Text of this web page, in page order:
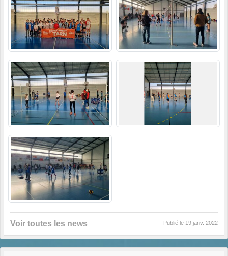
Voir toutes les news Publié le 19 janv. 2022